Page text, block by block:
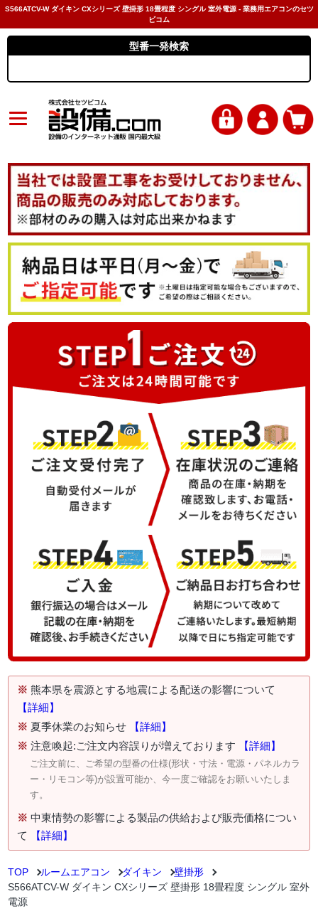
S566ATCV-W ダイキン CXシリーズ 壁掛形 18畳程度 シングル 室外電源 - 業務用エアコンのセツ
ビコム
型番一発検索
※ 熊本県を震源とする地震による配送の影響について
【詳細】
※ 夏季休業のお知らせ
【詳細】
※ 注意喚起:ご注文内容誤りが増えております 【詳細】
ご注文前に、ご希望の型番の仕様(形状・寸法・電源・パネルカラ
ー・リモコン等)が設置可能か、今一度ご確認をお願いいたしま
す。
※ 中東情勢の影響による製品の供給および販売価格につい
て
【詳細】
TOP ルームエアコン ダイキン
壁掛形
S566ATCV-W ダイキン CXシリーズ 壁掛形 18畳程度 シングル 室外
電源